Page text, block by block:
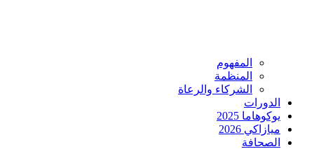
المفهوم
المنظمة
الشركاء والرعاة
الدورات
يوكوهاما 2025
ميازاكي 2026
الصحافة